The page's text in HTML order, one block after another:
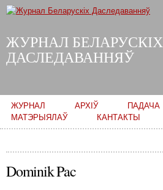
main
ЖУРНАЛ БЕЛАРУСКІХ
ДАСЛЕДАВАННЯЎ
Main menu
ЖУРНАЛ АРХІЎ
ПАДАЧА
МАТЭРЫЯЛАЎ
КАНТАКТЫ
Dominik Pac